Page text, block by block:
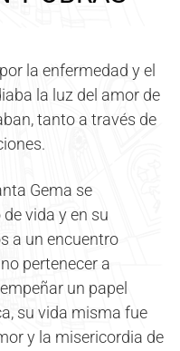
la enfermedad y el
la luz del amor de
tanto a través de
Gema se
vida y en su
a un encuentro
pertenecer a
un papel
su vida misma fue
y la misericordia de